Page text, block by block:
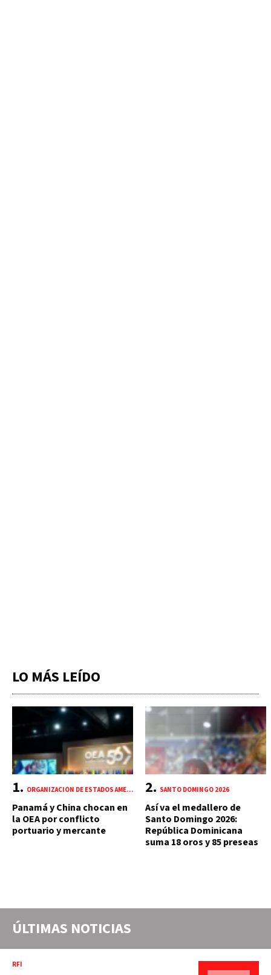
LO MÁS LEÍDO
ORGANIZACIÓN DE ESTADOS AMERICANOS (OEA)
Panamá y China chocan en
la OEA por conflicto
portuario y mercante
SANTO DOMINGO 2026
Así va el medallero de
Santo Domingo 2026:
República Dominicana
suma 18 oros y 85 preseas
ÚLTIMAS NOTICIAS
RFI